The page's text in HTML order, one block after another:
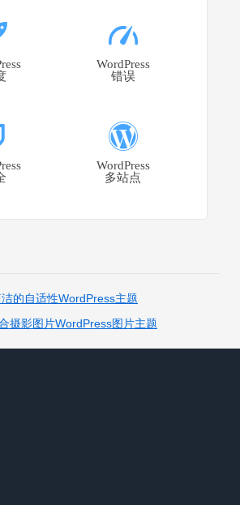
WordPress
错误
WordPress
多站点
的自适性WordPress主题
摄影图片WordPress图片主题